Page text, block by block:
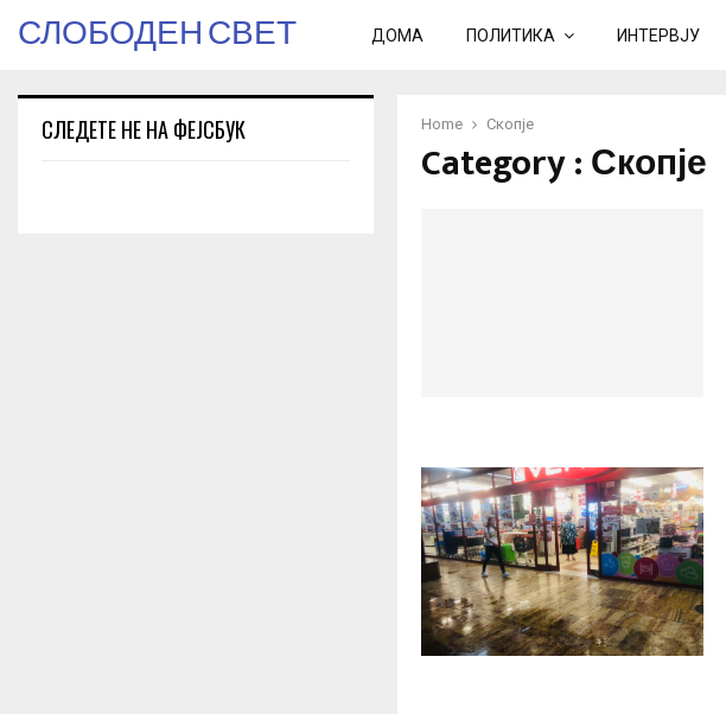
СЛОБОДЕН СВЕТ ДОМА ПОЛИТИКА ИНТЕРВЈУ
Home Скопје
Category : Скопје
СЛЕДЕТЕ НЕ НА ФЕЈСБУК